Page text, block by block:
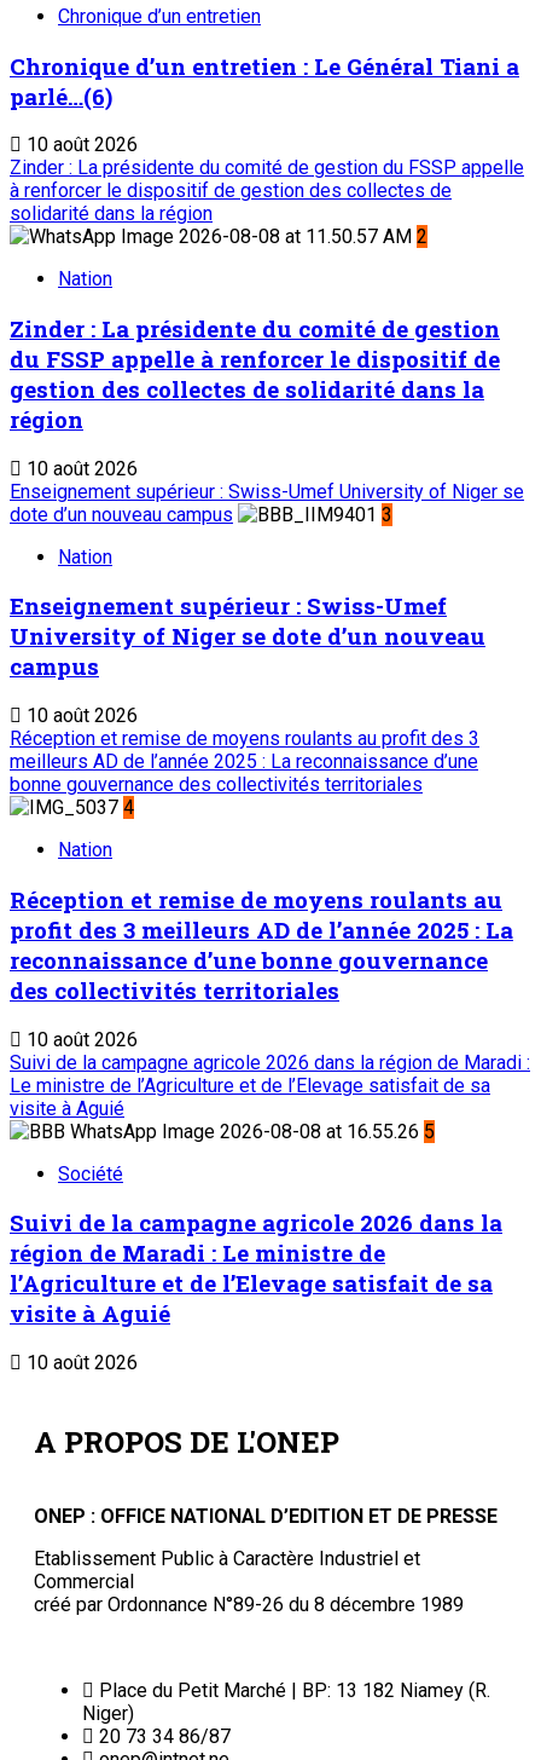
Chronique d’un entretien
Chronique d’un entretien : Le Général Tiani a
parlé…(6)
10 août 2026
Zinder : La présidente du comité de gestion du FSSP appelle
à renforcer le dispositif de gestion des collectes de
solidarité dans la région
2
Nation
Zinder : La présidente du comité de gestion
du FSSP appelle à renforcer le dispositif de
gestion des collectes de solidarité dans la
région
10 août 2026
Enseignement supérieur : Swiss-Umef University of Niger se
dote d’un nouveau campus
3
Nation
Enseignement supérieur : Swiss-Umef
University of Niger se dote d’un nouveau
campus
10 août 2026
Réception et remise de moyens roulants au profit des 3
meilleurs AD de l’année 2025 : La reconnaissance d’une
bonne gouvernance des collectivités territoriales
4
Nation
Réception et remise de moyens roulants au
profit des 3 meilleurs AD de l’année 2025 : La
reconnaissance d’une bonne gouvernance
des collectivités territoriales
10 août 2026
Suivi de la campagne agricole 2026 dans la région de Maradi :
Le ministre de l’Agriculture et de l’Elevage satisfait de sa
visite à Aguié
5
Société
Suivi de la campagne agricole 2026 dans la
région de Maradi : Le ministre de
l’Agriculture et de l’Elevage satisfait de sa
visite à Aguié
10 août 2026
A PROPOS DE L'ONEP
ONEP : OFFICE NATIONAL D’EDITION ET DE PRESSE
Etablissement Public à Caractère Industriel et
Commercial
créé par Ordonnance N°89-26 du 8 décembre 1989
Place du Petit Marché | BP: 13 182 Niamey (R.
Niger)
20 73 34 86/87